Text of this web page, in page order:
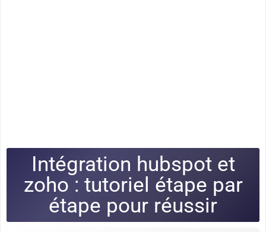
Intégration hubspot et
zoho : tutoriel étape par
étape pour réussir